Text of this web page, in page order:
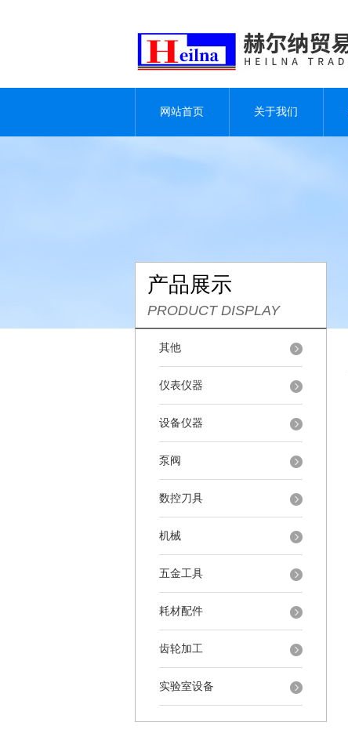
网站首页 关于我们
产品展示
PRODUCT DISPLAY
其他
仪表仪器
设备仪器
泵阀
数控刀具
机械
五金工具
耗材配件
齿轮加工
实验室设备